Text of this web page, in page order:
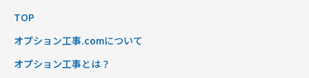
TOP
オプション工事.comについて
オプション工事とは？